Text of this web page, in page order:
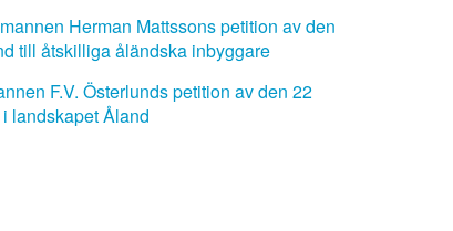
Herman Mattssons petition av den
till åtskilliga åländska inbyggare
F.V. Österlunds petition av den 22
landskapet Åland